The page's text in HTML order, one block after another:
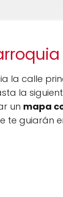
la calle
la
un mapa
guiarán